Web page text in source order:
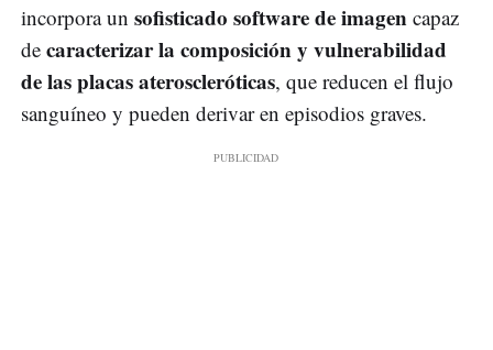
incorpora un sofisticado software de imagen capaz
de caracterizar la composición y vulnerabilidad
de las placas ateroscleróticas, que reducen el flujo
sanguíneo y pueden derivar en episodios graves.